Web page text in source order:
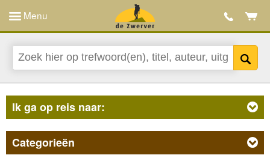
Menu
Ik ga op reis naar:
Categorieën